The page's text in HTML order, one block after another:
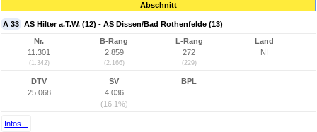
Abschnitt
A 33 AS Hilter a.T.W. (12) - AS Dissen/Bad Rothenfelde (13)
Nr.
11.301
(1.342)
B-Rang
2.859
(2.166)
L-Rang
272
(229)
Land
NI
DTV
25.068
SV
4.036
(16,1%)
BPL
Infos...